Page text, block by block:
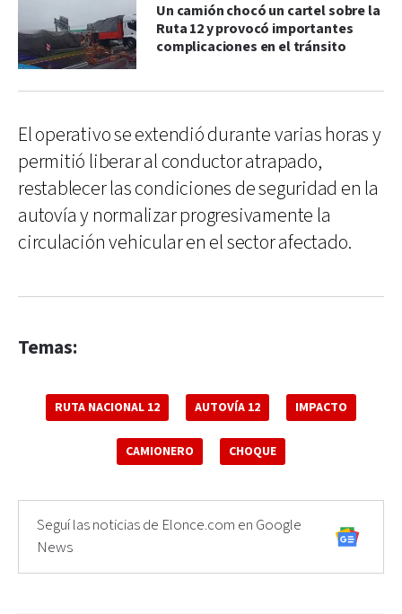
Un camión chocó un cartel sobre la
Ruta 12 y provocó importantes
complicaciones en el tránsito
El operativo se extendió durante varias horas y
permitió liberar al conductor atrapado,
restablecer las condiciones de seguridad en la
autovía y normalizar progresivamente la
circulación vehicular en el sector afectado.
Temas:
RUTA NACIONAL 12 AUTOVÍA 12 IMPACTO
CAMIONERO CHOQUE
Seguí las noticias de Elonce.com en Google
News